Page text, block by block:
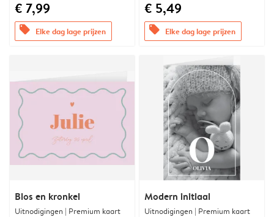
€ 7,99
offers Elke dag lage prijzen
€ 5,49
offers Elke dag lage prijzen
Blos en kronkel
Uitnodigingen | Premium kaart
Modern initiaal
Uitnodigingen | Premium kaart